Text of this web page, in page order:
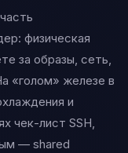
физическая
за образы, сеть,
«голом» железе в
и
чек-лист SSH,
— shared